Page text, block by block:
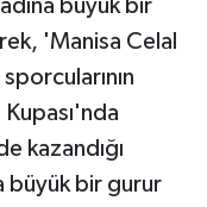
büyük bir
'Manisa Celal
kazandığı
büyük bir gurur